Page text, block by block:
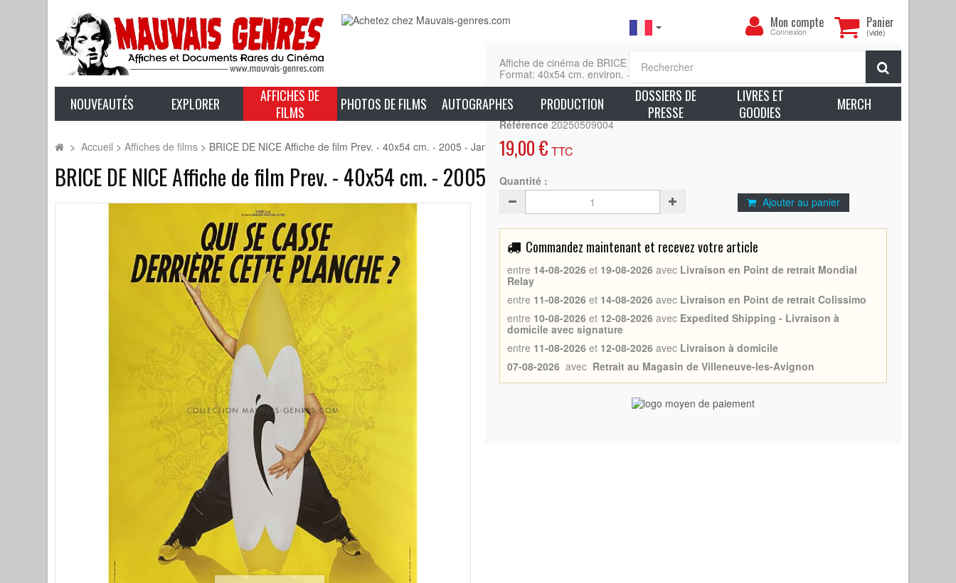
Panier
(vide)
Mon
compte
Mon compte
Connexion
NOUVEAUTÉS EXPLORER
AFFICHES DE
FILMS
PHOTOS DE FILMS AUTOGRAPHES PRODUCTION
DOSSIERS DE
PRESSE
LIVRES ET
GOODIES
MERCH
> Accueil > Affiches de films > BRICE DE NICE Affiche de film Prev. - 40x54 cm. - 2005 - James Huth, Jean Dujardin
BRICE DE NICE Affiche de film Prev. - 40x54 cm. - 2005 - James Huth, Jean Dujardin
Affiche de cinéma de BRICE DE NICE (BRICE DE NICE - 2005 - France) Prev. -
Format: 40x54 cm. environ. - Excellent état (C8)
En savoir plus sur l’état des produits
Référence 20250509004
19,00 € TTC
Quantité :
Ajouter au panier
Commandez maintenant et recevez votre article
entre 14-08-2026 et 19-08-2026 avec Livraison en Point de retrait Mondial
Relay
entre 11-08-2026 et 14-08-2026 avec Livraison en Point de retrait Colissimo
entre 10-08-2026 et 12-08-2026 avec Expedited Shipping - Livraison à
domicile avec signature
entre 11-08-2026 et 12-08-2026 avec Livraison à domicile
07-08-2026 avec Retrait au Magasin de Villeneuve-les-Avignon